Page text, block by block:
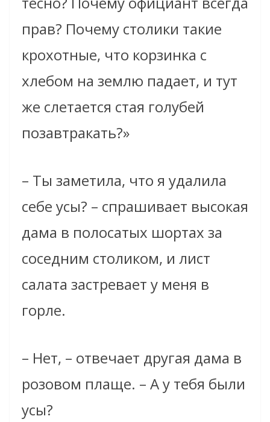
прав? Почему столики такие
крохотные, что корзинка с
хлебом на землю падает, и тут
же слетается стая голубей
позавтракать?»
– Ты заметила, что я удалила
себе усы? – спрашивает высокая
дама в полосатых шортах за
соседним столиком, и лист
салата застревает у меня в
горле.
– Нет, – отвечает другая дама в
розовом плаще. – А у тебя были
усы?